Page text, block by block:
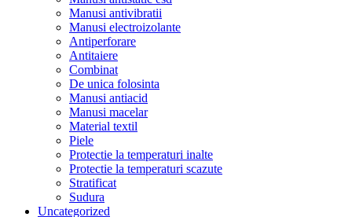
Manusi antivibratii
Manusi electroizolante
Antiperforare
Antitaiere
Combinat
De unica folosinta
Manusi antiacid
Manusi macelar
Material textil
Piele
Protectie la temperaturi inalte
Protectie la temperaturi scazute
Stratificat
Sudura
Uncategorized